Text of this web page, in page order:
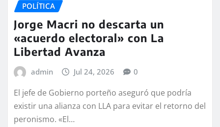
POLÍTICA
Jorge Macri no descarta un
«acuerdo electoral» con La
Libertad Avanza
admin Jul 24, 2026 0
El jefe de Gobierno porteño aseguró que podría
existir una alianza con LLA para evitar el retorno del
peronismo. «El…